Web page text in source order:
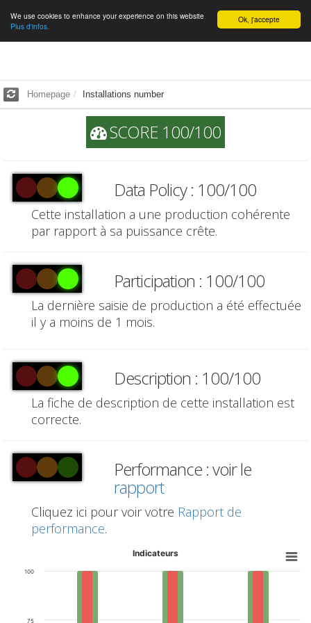
English Ok, j'accepte
We use cookies to enhance your experience on this website
Plus d'infos.
Homepage Installations number
SCORE 100/100
Data Policy : 100/100
Cette installation a une production cohérente
par rapport à sa puissance crête.
Participation : 100/100
La dernière saisie de production a été effectuée
il y a moins de 1 mois.
Description : 100/100
La fiche de description de cette installation est
correcte.
Performance : voir le
rapport
Cliquez ici pour voir votre Rapport de
performance.
Indicateurs
75
100